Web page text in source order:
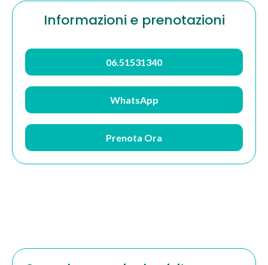
Informazioni e prenotazioni
06.51531340
WhatsApp
Prenota Ora